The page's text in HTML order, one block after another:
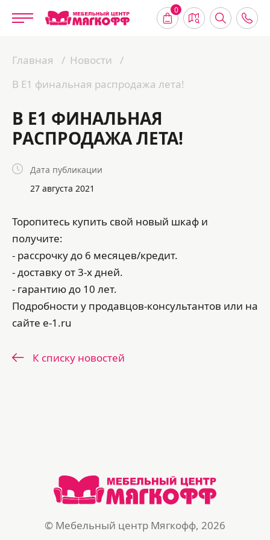
0
Главная
Новости
В Е1 финальная распродажа лета!
В Е1 ФИНАЛЬНАЯ
РАСПРОДАЖА ЛЕТА!
Дата публикации
27 августа 2021
Торопитесь купить свой новый шкаф и
получите:
- рассрочку до 6 месяцев/кредит.
- доставку от 3-х дней.
- гарантию до 10 лет.
Подробности у продавцов-консультантов или на
сайте e-1.ru
К списку новостей
© Мебельный центр Мягкофф, 2026